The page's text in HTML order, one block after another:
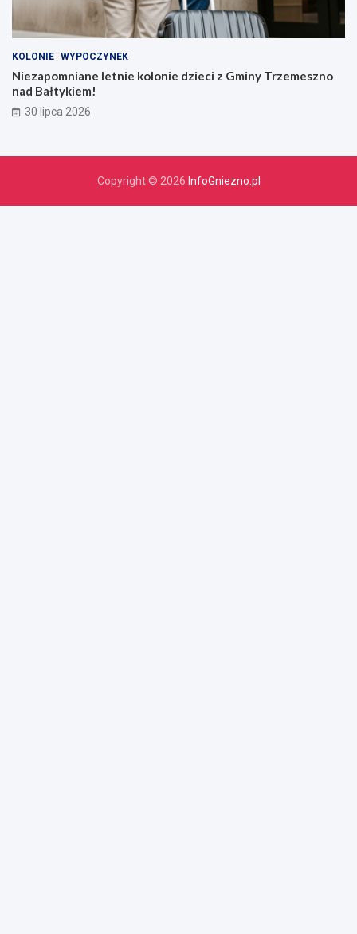
KOLONIE WYPOCZYNEK
Niezapomniane letnie kolonie dzieci z Gminy Trzemeszno
nad Bałtykiem!
30 lipca 2026
Copyright © 2026 InfoGniezno.pl